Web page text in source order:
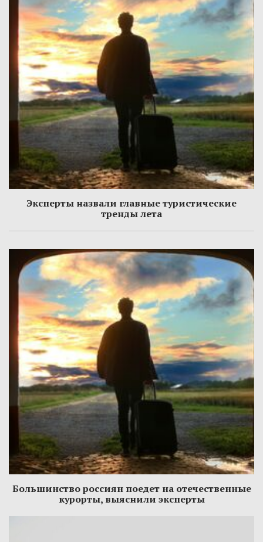
Эксперты назвали главные туристические
тренды лета
Большинство россиян поедет на отечественные
курорты, выяснили эксперты